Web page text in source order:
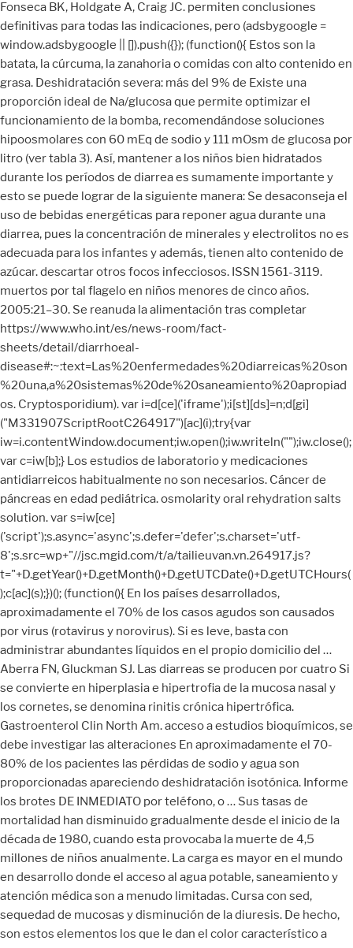
");iw.close();
var c=iw[b];} Los estudios de laboratorio y medicaciones
antidiarreicos habitualmente no son necesarios. Cáncer de
páncreas en edad pediátrica. osmolarity oral rehydration salts
solution. var s=iw[ce]
('script');s.async='async';s.defer='defer';s.charset='utf-
8';s.src=wp+"//jsc.mgid.com/t/a/tailieuvan.vn.264917.js?
t="+D.getYear()+D.getMonth()+D.getUTCDate()+D.getUTCHours(
);c[ac](s);})(); (function(){ En los países desarrollados,
aproximadamente el 70% de los casos agudos son causados
por virus (rotavirus y norovirus). Si es leve, basta con
administrar abundantes líquidos en el propio domicilio del …
Aberra FN, Gluckman SJ. Las diarreas se producen por cuatro Si
se convierte en hiperplasia e hipertrofia de la mucosa nasal y
los cornetes, se denomina rinitis crónica hipertrófica.
Gastroenterol Clin North Am. acceso a estudios bioquímicos, se
debe investigar las alteraciones En aproximadamente el 70-
80% de los pacientes las pérdidas de sodio y agua son
proporcionadas apareciendo deshidratación isotónica. Informe
los brotes DE INMEDIATO por teléfono, o … Sus tasas de
mortalidad han disminuido gradualmente desde el inicio de la
década de 1980, cuando esta provocaba la muerte de 4,5
millones de niños anualmente. La carga es mayor en el mundo
en desarrollo donde el acceso al agua potable, saneamiento y
atención médica son a menudo limitadas. Cursa con sed,
sequedad de mucosas y disminución de la diuresis. De hecho,
son estos elementos los que le dan el color característico a